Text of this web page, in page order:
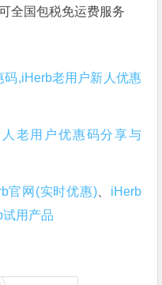
全国包税免运费服务
码,iHerb老用户新人优惠
人老用户优惠码分享与
官网(实时优惠)、 iHerb
试用产品